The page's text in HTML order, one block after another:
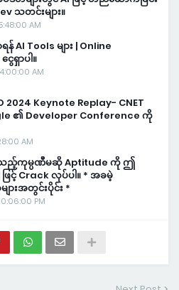
သတင်းများ။
AM
န် AI Tools များ | Online
ရှာပါ။
AM
2024 Keynote Replay- CNET
၏ Developer Conference ကို
AM
ည့်ကုမ္ပဏီမဆို Aptitude ကို ဤ
ြင့် Crack လုပ်ပါ။ * အခမဲ့
ျားအတွင်းပိုင်း *
PM